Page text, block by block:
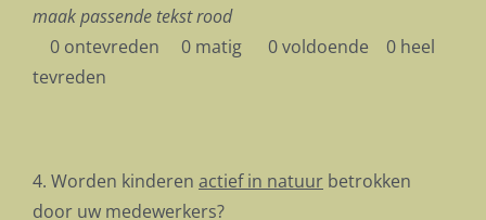
maak passende tekst rood
0 ontevreden 0 matig 0 voldoende 0 heel
tevreden
4. Worden kinderen actief in natuur betrokken
door uw medewerkers?